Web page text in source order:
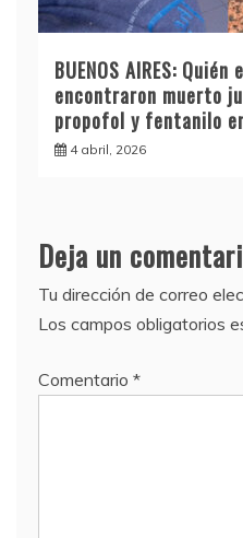
BUENOS AIRES:
encontraron muerto
propofol y fentanilo
4 abril, 2026
Deja un
Tu dirección de correo
Los campos obligatorios
Comentario *